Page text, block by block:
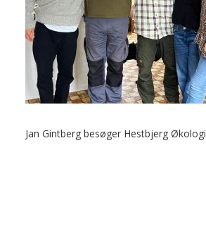
Jan Gintberg besøger Hestbjerg Økologi